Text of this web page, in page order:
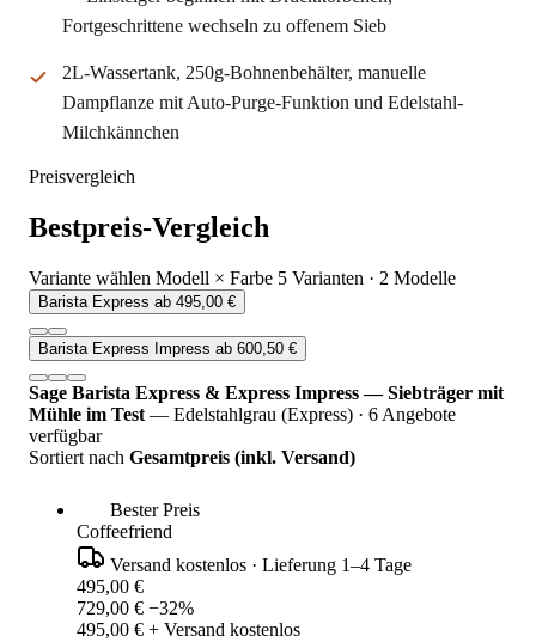
Fortgeschrittene wechseln zu offenem Sieb
2L-Wassertank, 250g-Bohnenbehälter, manuelle
Dampflanze mit Auto-Purge-Funktion und Edelstahl-
Milchkännchen
Preisvergleich
Bestpreis-Vergleich
Variante wählen Modell × Farbe 5 Varianten · 2 Modelle
Barista Express ab 495,00 €
Barista Express Impress ab 600,50 €
Sage Barista Express & Express Impress — Siebträger mit
Mühle im Test — Edelstahlgrau (Express) · 6 Angebote
verfügbar
Sortiert nach Gesamtpreis (inkl. Versand)
Bester Preis
Coffeefriend
Versand kostenlos · Lieferung 1–4 Tage
495,00 €
729,00 € −32%
495,00 € + Versand kostenlos